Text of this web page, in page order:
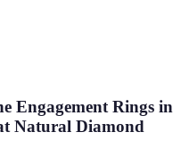
Engagement Rings in
Natural Diamond